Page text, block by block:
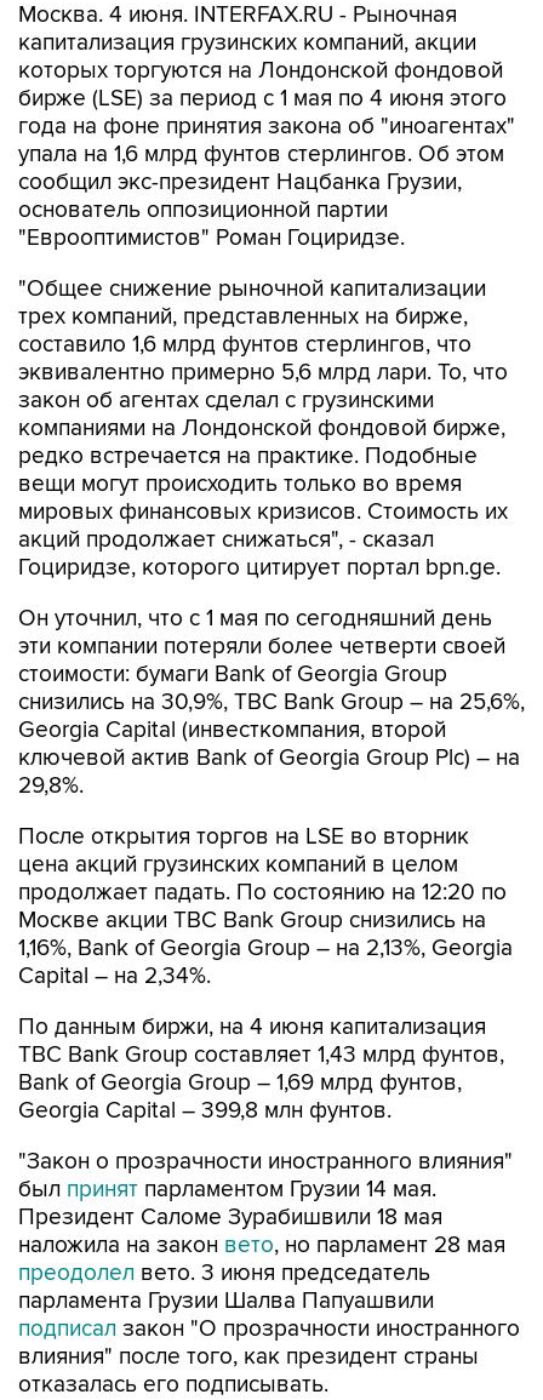
Москва. 4 июня. INTERFAX.RU - Рыночная
капитализация грузинских компаний, акции
которых торгуются на Лондонской фондовой
бирже (LSE) за период с 1 мая по 4 июня этого
года на фоне принятия закона об "иноагентах"
упала на 1,6 млрд фунтов стерлингов. Об этом
сообщил экс-президент Нацбанка Грузии,
основатель оппозиционной партии
"Еврооптимистов" Роман Гоциридзе.
"Общее снижение рыночной капитализации
трех компаний, представленных на бирже,
составило 1,6 млрд фунтов стерлингов, что
эквивалентно примерно 5,6 млрд лари. То, что
закон об агентах сделал с грузинскими
компаниями на Лондонской фондовой бирже,
редко встречается на практике. Подобные
вещи могут происходить только во время
мировых финансовых кризисов. Стоимость их
акций продолжает снижаться", - сказал
Гоциридзе, которого цитирует портал bpn.ge.
Он уточнил, что с 1 мая по сегодняшний день
эти компании потеряли более четверти своей
стоимости: бумаги Bank of Georgia Group
снизились на 30,9%, TBC Bank Group – на 25,6%,
Georgia Capital (инвесткомпания, второй
ключевой актив Bank of Georgia Group Plc) – на
29,8%.
После открытия торгов на LSE во вторник
цена акций грузинских компаний в целом
продолжает падать. По состоянию на 12:20 по
Москве акции TBC Bank Group снизились на
1,16%, Bank of Georgia Group – на 2,13%, Georgia
Capital – на 2,34%.
По данным биржи, на 4 июня капитализация
TBC Bank Group составляет 1,43 млрд фунтов,
Bank of Georgia Group – 1,69 млрд фунтов,
Georgia Capital – 399,8 млн фунтов.
"Закон о прозрачности иностранного влияния"
был принят парламентом Грузии 14 мая.
Президент Саломе Зурабишвили 18 мая
наложила на закон вето, но парламент 28 мая
преодолел вето. 3 июня председатель
парламента Грузии Шалва Папуашвили
подписал закон "О прозрачности иностранного
влияния" после того, как президент страны
отказалась его подписывать.